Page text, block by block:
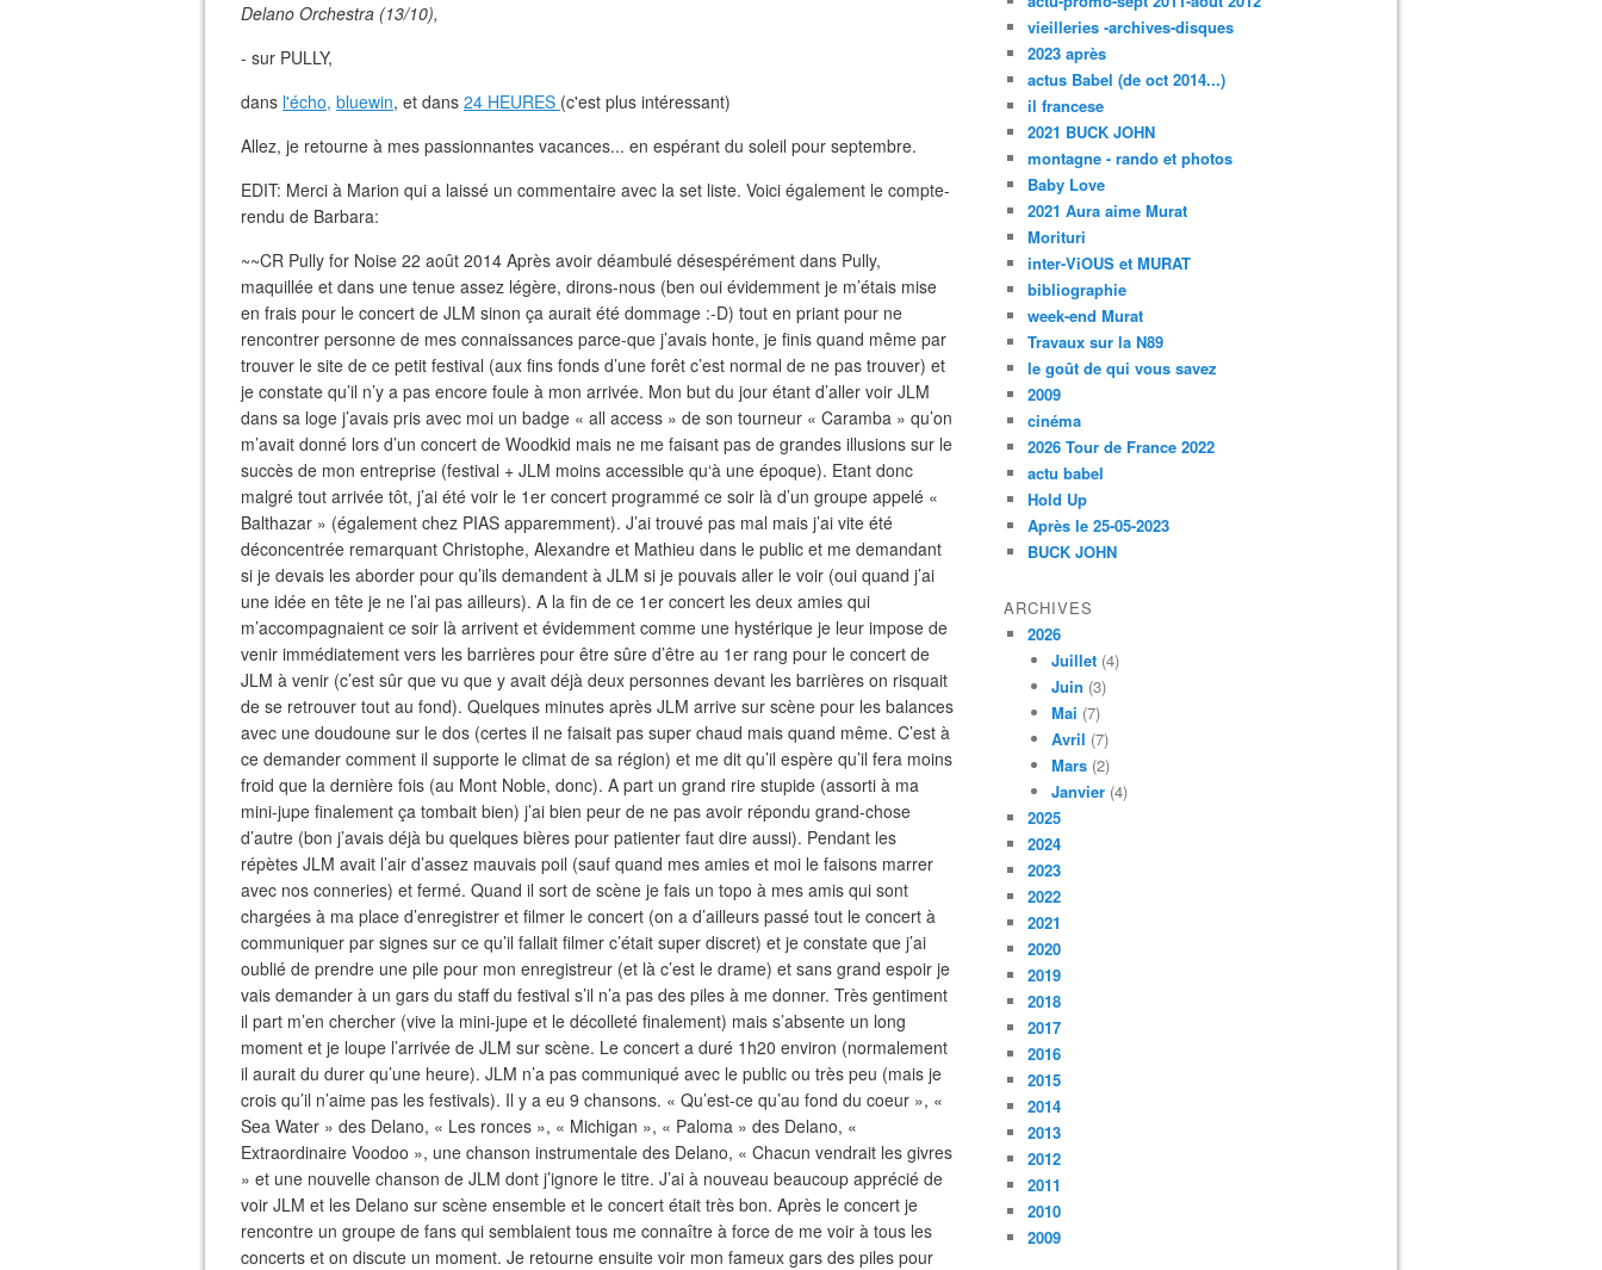
Delano Orchestra (13/10),
- sur PULLY,
dans l'écho, bluewin, et dans 24 HEURES (c'est plus intéressant)
Allez, je retourne à mes passionnantes vacances... en espérant du soleil pour septembre.
EDIT: Merci à Marion qui a laissé un commentaire avec la set liste. Voici également le compte-
rendu de Barbara:
~~CR Pully for Noise 22 août 2014 Après avoir déambulé désespérément dans Pully,
maquillée et dans une tenue assez légère, dirons-nous (ben oui évidemment je m’étais mise
en frais pour le concert de JLM sinon ça aurait été dommage :-D) tout en priant pour ne
rencontrer personne de mes connaissances parce-que j’avais honte, je finis quand même par
trouver le site de ce petit festival (aux fins fonds d’une forêt c’est normal de ne pas trouver) et
je constate qu’il n’y a pas encore foule à mon arrivée. Mon but du jour étant d’aller voir JLM
dans sa loge j’avais pris avec moi un badge « all access » de son tourneur « Caramba » qu’on
m’avait donné lors d’un concert de Woodkid mais ne me faisant pas de grandes illusions sur le
succès de mon entreprise (festival + JLM moins accessible qu‘à une époque). Etant donc
malgré tout arrivée tôt, j’ai été voir le 1er concert programmé ce soir là d’un groupe appelé «
Balthazar » (également chez PIAS apparemment). J’ai trouvé pas mal mais j’ai vite été
déconcentrée remarquant Christophe, Alexandre et Mathieu dans le public et me demandant
si je devais les aborder pour qu’ils demandent à JLM si je pouvais aller le voir (oui quand j’ai
une idée en tête je ne l’ai pas ailleurs). A la fin de ce 1er concert les deux amies qui
m’accompagnaient ce soir là arrivent et évidemment comme une hystérique je leur impose de
venir immédiatement vers les barrières pour être sûre d’être au 1er rang pour le concert de
JLM à venir (c’est sûr que vu que y avait déjà deux personnes devant les barrières on risquait
de se retrouver tout au fond). Quelques minutes après JLM arrive sur scène pour les balances
avec une doudoune sur le dos (certes il ne faisait pas super chaud mais quand même. C’est à
ce demander comment il supporte le climat de sa région) et me dit qu’il espère qu’il fera moins
froid que la dernière fois (au Mont Noble, donc). A part un grand rire stupide (assorti à ma
mini-jupe finalement ça tombait bien) j’ai bien peur de ne pas avoir répondu grand-chose
d’autre (bon j’avais déjà bu quelques bières pour patienter faut dire aussi). Pendant les
répètes JLM avait l’air d’assez mauvais poil (sauf quand mes amies et moi le faisons marrer
avec nos conneries) et fermé. Quand il sort de scène je fais un topo à mes amis qui sont
chargées à ma place d’enregistrer et filmer le concert (on a d’ailleurs passé tout le concert à
communiquer par signes sur ce qu’il fallait filmer c’était super discret) et je constate que j’ai
oublié de prendre une pile pour mon enregistreur (et là c’est le drame) et sans grand espoir je
vais demander à un gars du staff du festival s’il n’a pas des piles à me donner. Très gentiment
il part m’en chercher (vive la mini-jupe et le décolleté finalement) mais s’absente un long
moment et je loupe l’arrivée de JLM sur scène. Le concert a duré 1h20 environ (normalement
il aurait du durer qu’une heure). JLM n’a pas communiqué avec le public ou très peu (mais je
crois qu’il n’aime pas les festivals). Il y a eu 9 chansons. « Qu’est-ce qu’au fond du coeur », «
Sea Water » des Delano, « Les ronces », « Michigan », « Paloma » des Delano, «
Extraordinaire Voodoo », une chanson instrumentale des Delano, « Chacun vendrait les givres
» et une nouvelle chanson de JLM dont j’ignore le titre. J’ai à nouveau beaucoup apprécié de
voir JLM et les Delano sur scène ensemble et le concert était très bon. Après le concert je
rencontre un groupe de fans qui semblaient tous me connaître à force de me voir à tous les
concerts et on discute un moment. Je retourne ensuite voir mon fameux gars des piles pour
vieilleries -archives-disques
2023 après
actus Babel (de oct 2014...)
il francese
2021 BUCK JOHN
montagne - rando et photos
Baby Love
2021 Aura aime Murat
Morituri
inter-ViOUS et MURAT
bibliographie
week-end Murat
Travaux sur la N89
le goût de qui vous savez
2009
cinéma
2026 Tour de France 2022
actu babel
Hold Up
Après le 25-05-2023
BUCK JOHN
ARCHIVES
2026
Juillet (4)
Juin (3)
Mai (7)
Avril (7)
Mars (2)
Janvier (4)
2025
2024
2023
2022
2021
2020
2019
2018
2017
2016
2015
2014
2013
2012
2011
2010
2009